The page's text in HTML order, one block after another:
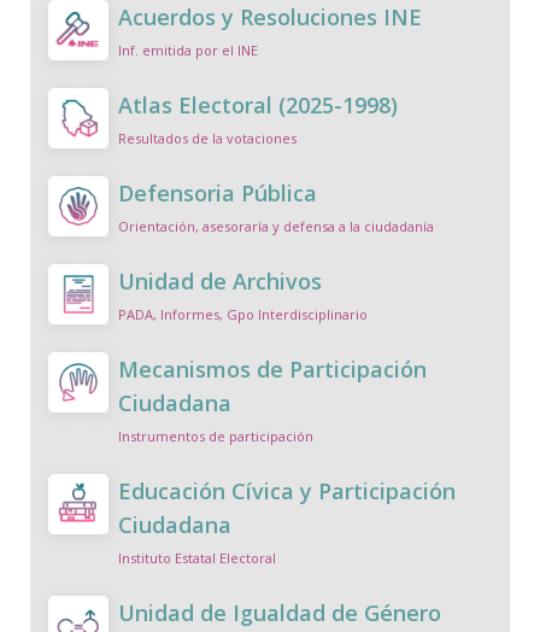
Acuerdos y Resoluciones INE
Inf. emitida por el INE
Atlas Electoral (2025-1998)
Resultados de la votaciones
Defensoria Pública
Orientación, asesoraría y defensa a la ciudadanía
Unidad de Archivos
PADA, Informes, Gpo Interdisciplinario
Mecanismos de Participación
Ciudadana
Instrumentos de participación
Educación Cívica y Participación
Ciudadana
Instituto Estatal Electoral
Unidad de Igualdad de Género